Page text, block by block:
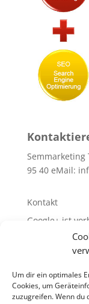
Um dir ein optimales
Cookies, um
zuzugreifen. Wenn du
Semmarketing
95 40 eMail:
Kontakt
Google+ ist
10 SEO-TIPPS
10 SEA – TIPPS
WEB-Site-
Glossar rund